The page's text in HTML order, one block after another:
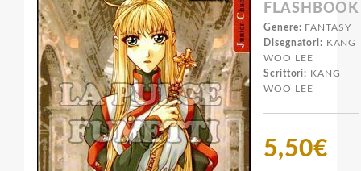
FLASHBOOK
Genere: FANTASY
Disegnatori: KANG
WOO LEE
Scrittori: KANG
WOO LEE
5,50€